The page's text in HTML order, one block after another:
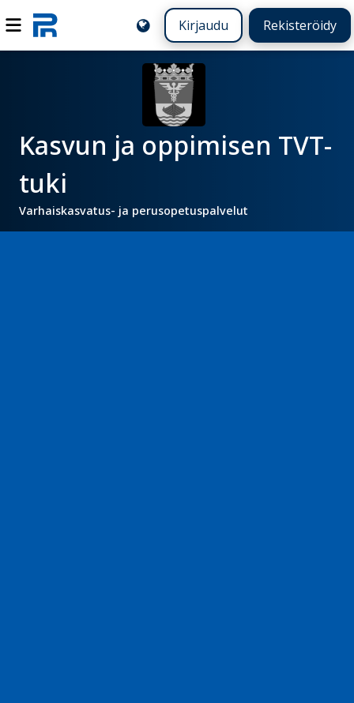
Kirjaudu Rekisteröidy
Kasvun ja oppimisen TVT-
tuki
Varhaiskasvatus- ja perusopetuspalvelut